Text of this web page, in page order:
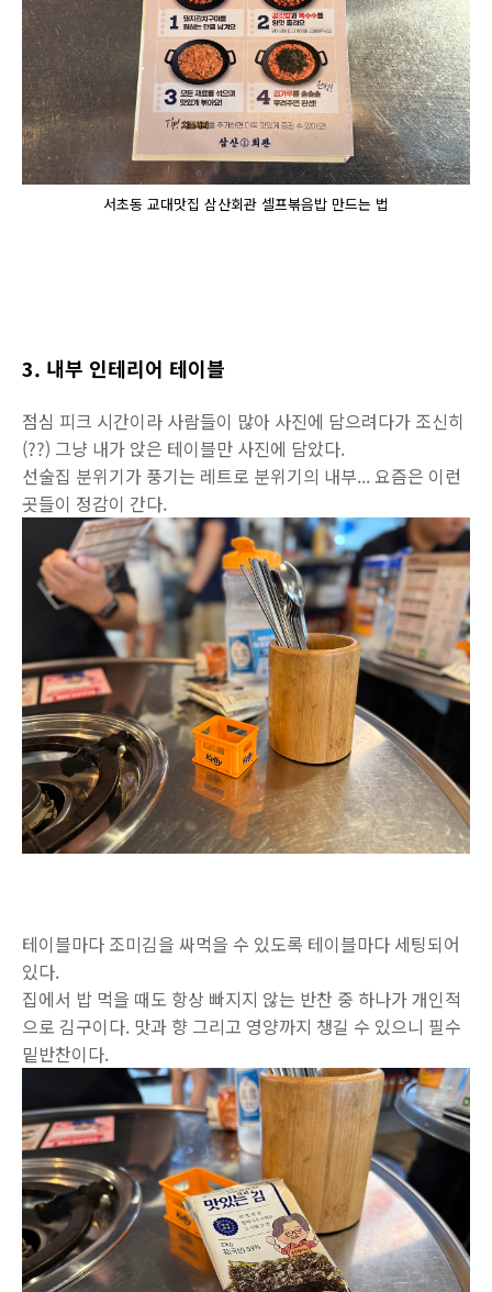
서초동 교대맛집 삼산회관 셀프볶음밥 만드는 법
3. 내부 인테리어 테이블
점심 피크 시간이라 사람들이 많아 사진에 담으려다가 조신히
(??) 그냥 내가 앉은 테이블만 사진에 담았다.
선술집 분위기가 풍기는 레트로 분위기의 내부... 요즘은 이런
곳들이 정감이 간다.
테이블마다 조미김을 싸먹을 수 있도록 테이블마다 세팅되어
있다.
집에서 밥 먹을 때도 항상 빠지지 않는 반찬 중 하나가 개인적
으로 김구이다. 맛과 향 그리고 영양까지 챙길 수 있으니 필수
밑반찬이다.